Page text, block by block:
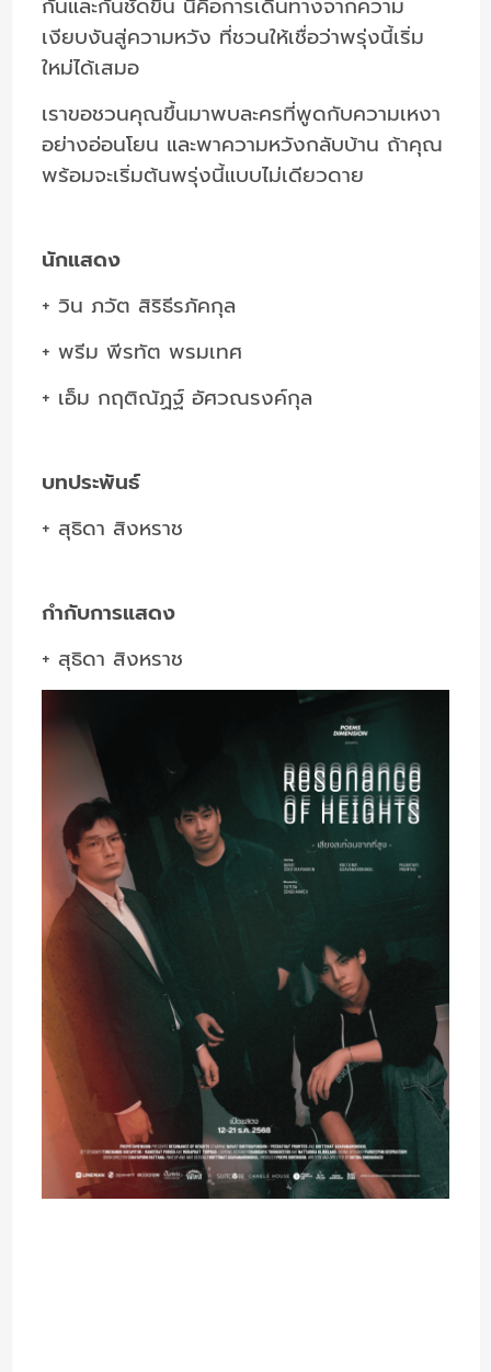
กันและกันชัดขึ้น นี่คือการเดินทางจากความ
เงียบงันสู่ความหวัง ที่ชวนให้เชื่อว่าพรุ่งนี้เริ่ม
ใหม่ได้เสมอ
เราขอชวนคุณขึ้นมาพบละครที่พูดกับความเหงา
อย่างอ่อนโยน และพาความหวังกลับบ้าน ถ้าคุณ
พร้อมจะเริ่มต้นพรุ่งนี้แบบไม่เดียวดาย
นักแสดง
+ วิน ภวัต สิริธีรภัคกุล
+ พรีม พีรทัต พรมเทศ
+ เอ็ม กฤติณัฏฐ์ อัศวณรงค์กุล
บทประพันธ์
+ สุธิดา สิงหราช
กำกับการแสดง
+ สุธิดา สิงหราช